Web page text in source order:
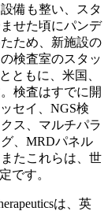
備も整い、スタ
せた頃にパンデ
ため、新施設の
検査室のスタッ
ともに、米国、
検査はすでに開
セイ、NGS検
ス、マルチパラ
、MRDパネル
たこれらは、世
です。
は、英